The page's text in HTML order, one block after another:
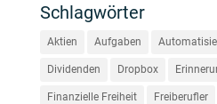
Schlagwörter
Aktien Aufgaben
Dividenden Dropbox
Finanzielle Freiheit Freiberufler